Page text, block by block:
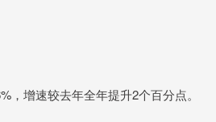
增速较去年全年提升2个百分点。